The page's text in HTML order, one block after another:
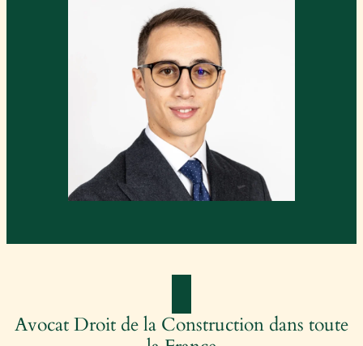
Avocat Droit de la Construction dans toute